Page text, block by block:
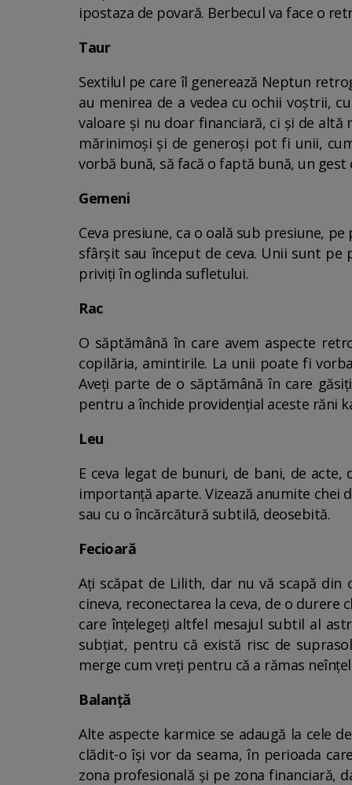
ipostaza de povară. Berbecul va face o
Taur
Sextilul pe care îl generează Neptun
au menirea de a vedea cu ochii voștrii,
valoare și nu doar financiară, ci și de altă
mărinimoși și de generoși pot fi unii,
vorbă bună, să facă o faptă bună, un
Gemeni
Ceva presiune, ca o oală sub presiune,
sfârșit sau început de ceva. Unii sunt
priviți în oglinda sufletului.
Rac
O săptămână în care avem aspecte
copilăria, amintirile. La unii poate fi
Aveți parte de o săptămână în care
pentru a închide providențial aceste răni
Leu
E ceva legat de bunuri, de bani, de
importanță aparte. Vizează anumite chei
sau cu o încărcătură subtilă, deosebită.
Fecioară
Ați scăpat de Lilith, dar nu vă scapă
cineva, reconectarea la ceva, de o
care înțelegeți altfel mesajul subtil al
subțiat, pentru că există risc de
merge cum vreți pentru că a rămas
Balanță
Alte aspecte karmice se adaugă la cele
clădit-o își vor da seama, în perioada
zona profesională și pe zona financiară,